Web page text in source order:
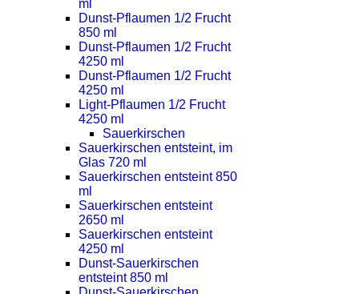
ml
Dunst-Pflaumen 1/2 Frucht
850 ml
Dunst-Pflaumen 1/2 Frucht
4250 ml
Dunst-Pflaumen 1/2 Frucht
4250 ml
Light-Pflaumen 1/2 Frucht
4250 ml
Sauerkirschen
Sauerkirschen entsteint, im
Glas 720 ml
Sauerkirschen entsteint 850
ml
Sauerkirschen entsteint
2650 ml
Sauerkirschen entsteint
4250 ml
Dunst-Sauerkirschen
entsteint 850 ml